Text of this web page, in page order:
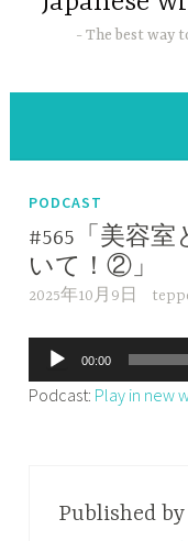
The best way
PODCAST
#565「美容
いて！②」
2025年10月9日
声
プ
00:00
Podcast: Play in new
Published by